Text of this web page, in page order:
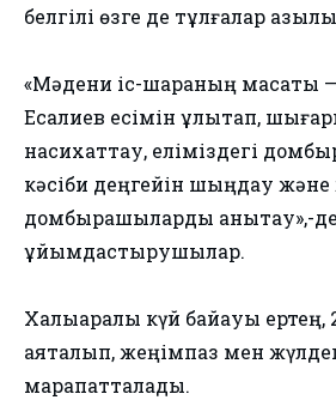
белгілі өзге де тұлғалар
«Мәдени іс-шараның мақсаты
Есқалиев есімін ұлықтап,
насихаттау, еліміздегі
кәсіби деңгейін шыңдау және
домбырашыларды анықтау»,-
ұйымдастырушылар.
Халықаралық күй байқауы ертең,
аяқталып, жеңімпаз мен
марапатталады.